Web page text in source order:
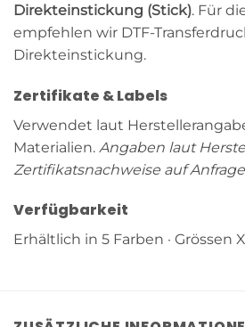
Direkteinstickung (Stick). Für
empfehlen wir DTF-
Direkteinstickung.
Zertifikate & Labels
Verwendet laut
Materialien. Angaben laut
Zertifikatsnachweise auf
Verfügbarkeit
Erhältlich in 5 Farben · Grössen